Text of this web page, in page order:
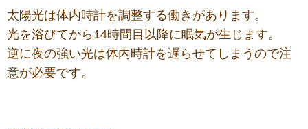
太陽光は体内時計を調整する働きがあります。
光を浴びてから14時間目以降に眠気が生じます。
逆に夜の強い光は体内時計を遅らせてしまうので注
意が必要です。